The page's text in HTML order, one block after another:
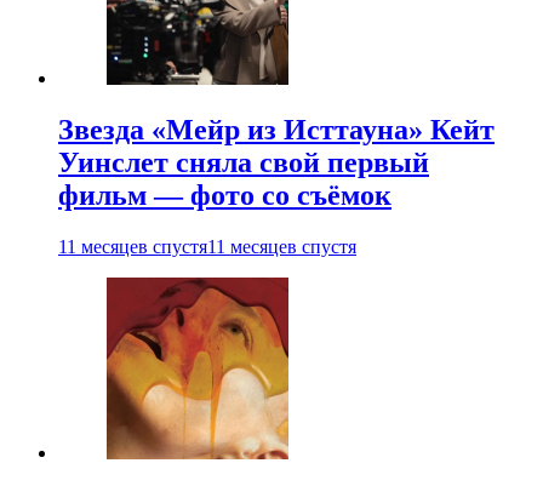
Звезда «Мейр из Исттауна» Кейт
Уинслет сняла свой первый
фильм — фото со съёмок
11 месяцев спустя11 месяцев спустя